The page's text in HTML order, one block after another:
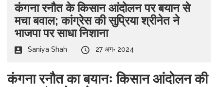
कंगना रनौत के किसान आंदोलन पर बयान से
मचा बवाल; कांग्रेस की सुप्रिया श्रीनेत ने
भाजपा पर साधा निशाना
Saniya Shah 27 अग॰ 2024
कंगना रनौत का बयानः किसान आंदोलन की